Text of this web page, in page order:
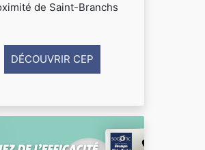
de Saint-Branchs
DÉCOUVRIR CEP